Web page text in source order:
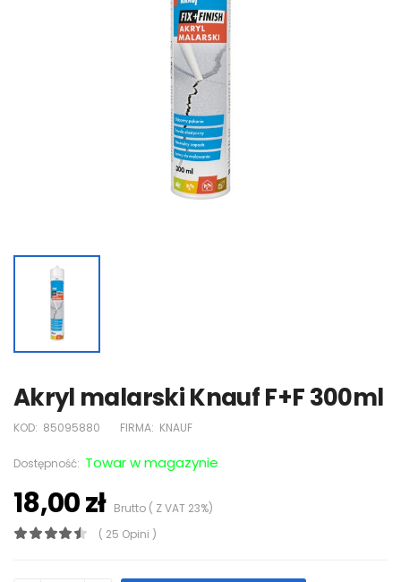
Akryl malarski Knauf F+F 300ml
KOD: 85095880 FIRMA: KNAUF
Dostępność: Towar w magazynie
18,00 złBrutto ( Z VAT 23%)
( 25 Opini )